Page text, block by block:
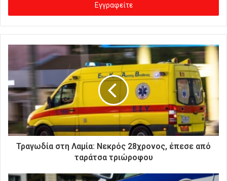
γ
ε
η
ν
η
λ
κ
τ
ι
Τραγωδία στη Λαμία: Νεκρός 28χρονος, έπεσε από
ταράτσα τριώροφου